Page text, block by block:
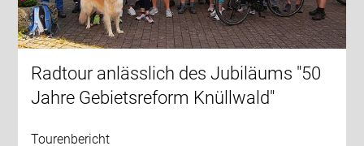
Radtour anlässlich des Jubiläums "50
Jahre Gebietsreform Knüllwald"
Tourenbericht